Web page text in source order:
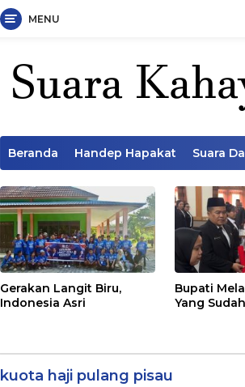
MENU
Beranda Handep Hapakat Suara
Gerakan Langit Biru,
Indonesia Asri
Bupati
Yang
kuota haji pulang pisau